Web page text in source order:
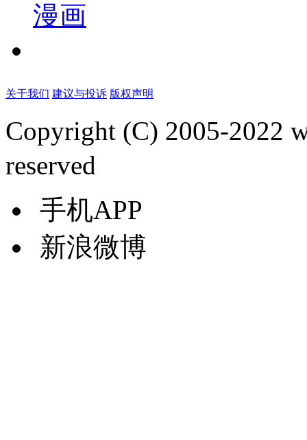
漫画
关于我们 建议与投诉 版权声明
Copyright (C) 2005-2022
reserved
手机APP
新浪微博